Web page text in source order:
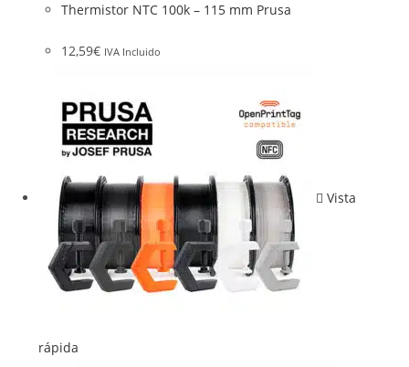
Thermistor NTC 100k – 115 mm Prusa
12,59€ IVA Incluido
Vista
rápida